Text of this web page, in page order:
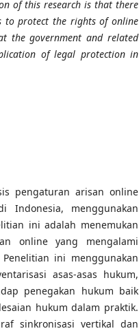
of this research is that there
to protect the rights of online
the government and related
of legal protection in
pengaturan arisan online
Indonesia, menggunakan
ini adalah menemukan
online yang mengalami
ini menggunakan
asas-asas hukum,
penegakan hukum baik
hukum dalam praktik.
sinkronisasi vertikal dan